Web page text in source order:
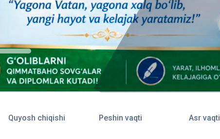
Quyosh chiqishi Peshin vaqti Asr vaqti